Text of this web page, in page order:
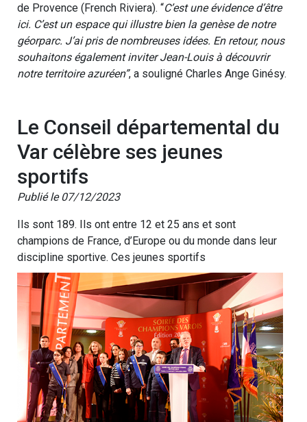
de Provence (French Riviera). “C’est une évidence d’être
ici. C’est un espace qui illustre bien la genèse de notre
géorparc. J’ai pris de nombreuses idées. En retour, nous
souhaitons également inviter Jean-Louis à découvrir
notre territoire azuréen”, a souligné Charles Ange Ginésy.
Le Conseil départemental du
Var célèbre ses jeunes
sportifs
Publié le 07/12/2023
Ils sont 189. Ils ont entre 12 et 25 ans et sont
champions de France, d’Europe ou du monde dans leur
discipline sportive. Ces jeunes sportifs